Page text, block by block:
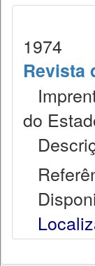
1974
Revista
do